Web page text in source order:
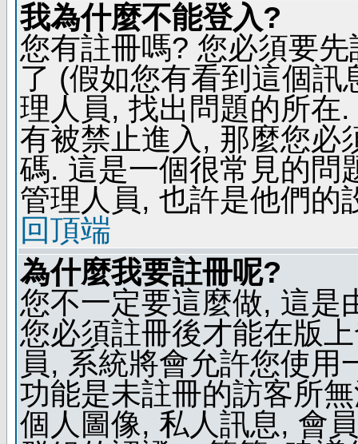
我為什麼不能登入?
您有註冊嗎? 您必須要
了 (假如您有看到這個
理人員, 找出問題的所在
有被禁止進入, 那麼您必
碼. 這是一個很常見的問
管理人員, 也許是他們的
回頂端
為什麼我要註冊呢?
您不一定要這麼做, 這是
您必須註冊後才能在版
員, 系統將會允許您使
功能是未註冊的訪客所
個人圖像, 私人訊息, 會